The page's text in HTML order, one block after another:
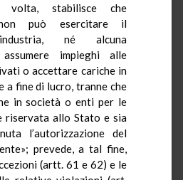
stabilisce che
non può esercitare il
né alcuna
impieghi alle
o accettare cariche in
a fine di lucro, tranne che
in società o enti per le
riservata allo Stato e sia
l’autorizzazione del
prevede, a tal fine,
(artt. 61 e 62) e le